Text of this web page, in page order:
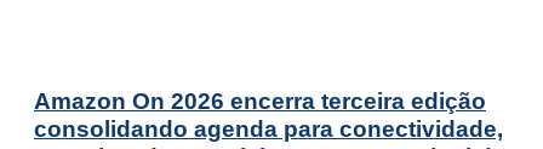
Amazon On 2026 encerra terceira edição
consolidando agenda para conectividade,